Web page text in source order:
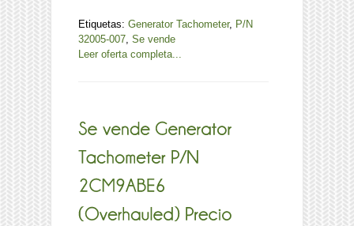
Etiquetas: Generator Tachometer, P/N
32005-007, Se vende
Leer oferta completa...